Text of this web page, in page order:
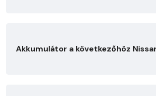
Akkumulátor a következőhöz